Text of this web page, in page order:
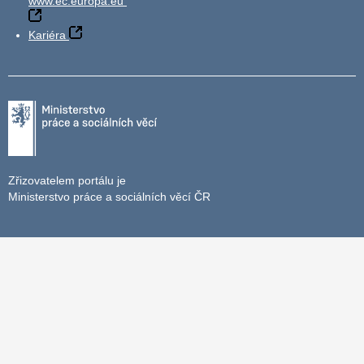
Kariéra
Zřizovatelem portálu je
Ministerstvo práce a sociálních věcí ČR